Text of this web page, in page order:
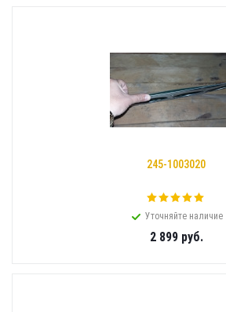
245-1003020
Уточняйте наличие
2 899руб.